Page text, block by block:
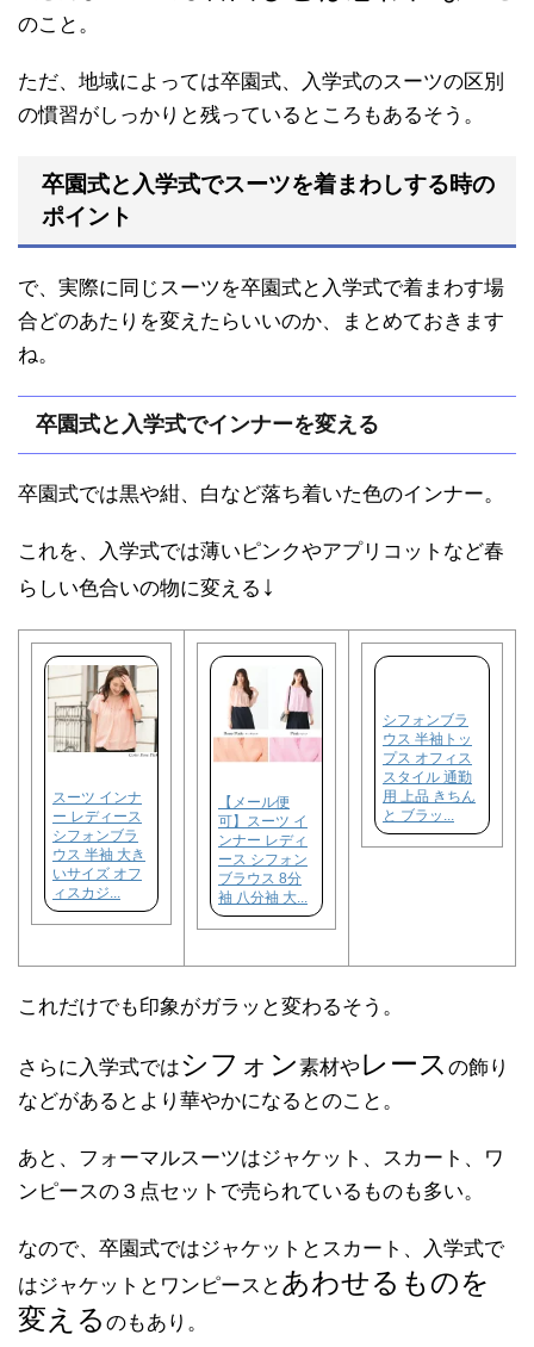
のこと。
ただ、地域によっては卒園式、入学式のスーツの区別
の慣習がしっかりと残っているところもあるそう。
卒園式と入学式でスーツを着まわしする時の
ポイント
で、実際に同じスーツを卒園式と入学式で着まわす場
合どのあたりを変えたらいいのか、まとめておきます
ね。
卒園式と入学式でインナーを変える
卒園式では黒や紺、白など落ち着いた色のインナー。
これを、入学式では薄いピンクやアプリコットなど春
らしい色合いの物に変える ↓
スーツ インナ
ー レディース
シフォンブラ
ウス 半袖 大き
いサイズ オフ
ィスカジ...
【メール便
可】スーツ イ
ンナー レディ
ース シフォン
ブラウス 8分
袖 八分袖 大...
シフォンブラ
ウス 半袖トッ
プス オフィス
スタイル 通勤
用 上品 きちん
と ブラッ...
これだけでも印象がガラッと変わるそう。
さらに入学式ではシフォン素材やレース の飾り
などがあるとより華やかになるとのこと。
あと、フォーマルスーツはジャケット、スカート、ワ
ンピースの３点セットで売られているものも多い。
なので、卒園式ではジャケットとスカート、入学式で
はジャケットとワンピースと あわせるものを
変える のもあり。